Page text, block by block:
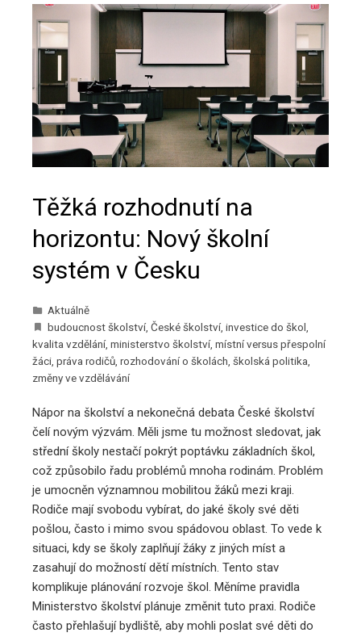
Těžká rozhodnutí na
horizontu: Nový školní
systém v Česku
Aktuálně
budoucnost školství, České školství, investice do škol,
kvalita vzdělání, ministerstvo školství, místní versus přespolní
žáci, práva rodičů, rozhodování o školách, školská politika,
změny ve vzdělávání
Nápor na školství a nekonečná debata České školství
čelí novým výzvám. Měli jsme tu možnost sledovat, jak
střední školy nestačí pokrýt poptávku základních škol,
což způsobilo řadu problémů mnoha rodinám. Problém
je umocněn významnou mobilitou žáků mezi kraji.
Rodiče mají svobodu vybírat, do jaké školy své děti
pošlou, často i mimo svou spádovou oblast. To vede k
situaci, kdy se školy zaplňují žáky z jiných míst a
zasahují do možností dětí místních. Tento stav
komplikuje plánování rozvoje škol. Měníme pravidla
Ministerstvo školství plánuje změnit tuto praxi. Rodiče
často přehlašují bydliště, aby mohli poslat své děti do